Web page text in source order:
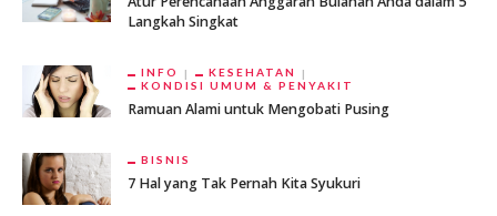
Langkah Singkat
INFO
KESEHATAN
KONDISI UMUM & PENYAKIT
Ramuan Alami untuk Mengobati Pusing
BISNIS
7 Hal yang Tak Pernah Kita Syukuri